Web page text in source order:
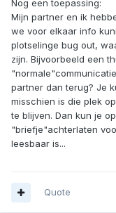
Nog een toepassing:
Mijn partner en ik
we voor elkaar info
plotselinge bug out,
zijn. Bijvoorbeeld een
partner dan terug? Je
misschien is die plek
te blijven. Dan kun je
"briefje"achterlaten
leesbaar is...
Quote